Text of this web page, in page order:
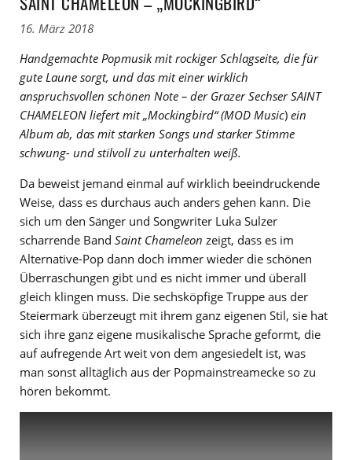
16. März 2018
Handgemachte Popmusik mit rockiger Schlagseite, die für
gute Laune sorgt, und das mit einer wirklich
anspruchsvollen schönen Note – der Grazer Sechser SAINT
CHAMELEON liefert mit„Mockingbird“ (MOD Music) ein
Album ab, das mit starken Songs und starker Stimme
schwung- und stilvoll zu unterhalten weiß.
Da beweist jemand einmal auf wirklich beeindruckende
Weise, dass es durchaus auch anders gehen kann. Die
sich um den Sänger und Songwriter Luka Sulzer
scharrende Band Saint Chameleon zeigt, dass es im
Alternative-Pop dann doch immer wieder die schönen
Überraschungen gibt und es nicht immer und überall
gleich klingen muss. Die sechsköpfige Truppe aus der
Steiermark überzeugt mit ihrem ganz eigenen Stil, sie hat
sich ihre ganz eigene musikalische Sprache geformt, die
auf aufregende Art weit von dem angesiedelt ist, was
man sonst alltäglich aus der Popmainstreamecke so zu
hören bekommt.